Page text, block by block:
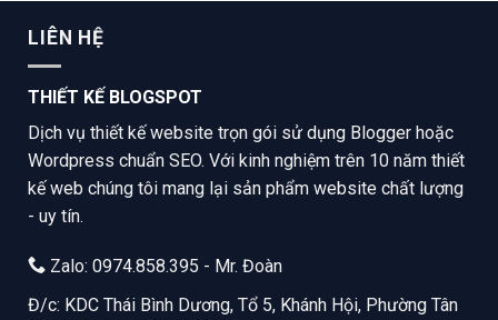
LIÊN HỆ
THIẾT KẾ BLOGSPOT
Dịch vụ thiết kế website trọn gói sử dụng Blogger hoặc
Wordpress chuẩn SEO. Với kinh nghiệm trên 10 năm thiết
kế web chúng tôi mang lại sản phẩm website chất lượng
- uy tín.
Zalo: 0974.858.395 - Mr. Đoàn
Đ/c: KDC Thái Bình Dương, Tổ 5, Khánh Hội, Phường Tân